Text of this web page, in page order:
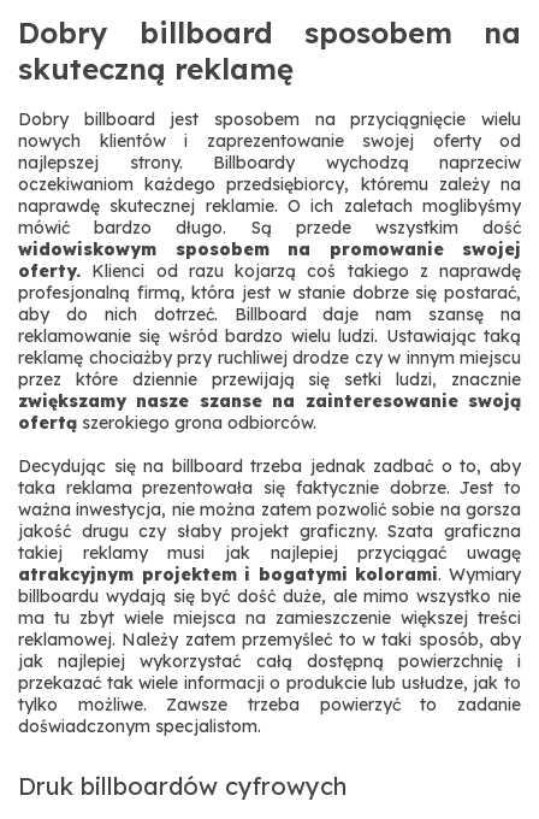
Dobry billboard sposobem na
skuteczną reklamę
Dobry billboard jest sposobem na przyciągnięcie wielu
nowych klientów i zaprezentowanie swojej oferty od
najlepszej strony. Billboardy wychodzą naprzeciw
oczekiwaniom każdego przedsiębiorcy, któremu zależy na
naprawdę skutecznej reklamie. O ich zaletach moglibyśmy
mówić bardzo długo. Są przede wszystkim dość
widowiskowym sposobem na promowanie swojej
oferty. Klienci od razu kojarzą coś takiego z naprawdę
profesjonalną firmą, która jest w stanie dobrze się postarać,
aby do nich dotrzeć. Billboard daje nam szansę na
reklamowanie się wśród bardzo wielu ludzi. Ustawiając taką
reklamę chociażby przy ruchliwej drodze czy w innym miejscu
przez które dziennie przewijają się setki ludzi, znacznie
zwiększamy nasze szanse na zainteresowanie swoją
ofertą szerokiego grona odbiorców.
Decydując się na billboard trzeba jednak zadbać o to, aby
taka reklama prezentowała się faktycznie dobrze. Jest to
ważna inwestycja, nie można zatem pozwolić sobie na gorsza
jakość drugu czy słaby projekt graficzny. Szata graficzna
takiej reklamy musi jak najlepiej przyciągać uwagę
atrakcyjnym projektem i bogatymi kolorami. Wymiary
billboardu wydają się być dość duże, ale mimo wszystko nie
ma tu zbyt wiele miejsca na zamieszczenie większej treści
reklamowej. Należy zatem przemyśleć to w taki sposób, aby
jak najlepiej wykorzystać całą dostępną powierzchnię i
przekazać tak wiele informacji o produkcie lub usłudze, jak to
tylko możliwe. Zawsze trzeba powierzyć to zadanie
doświadczonym specjalistom.
Druk billboardów cyfrowych